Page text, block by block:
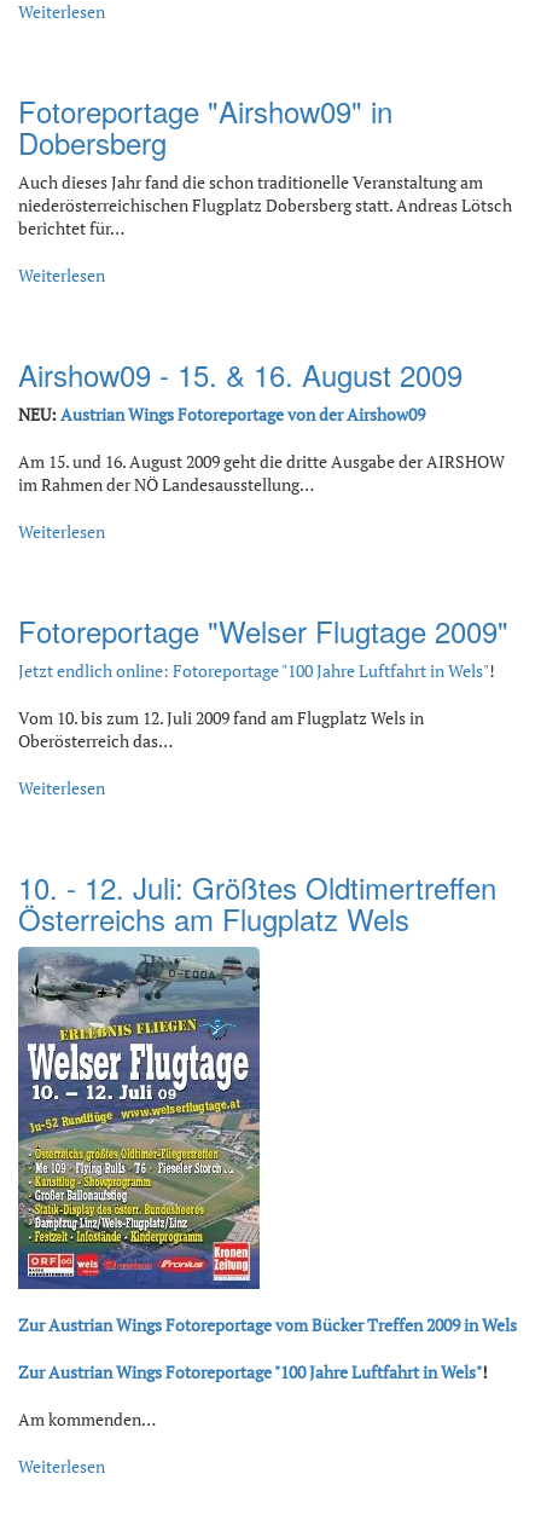
Weiterlesen
Fotoreportage "Airshow09" in
Dobersberg
Auch dieses Jahr fand die schon traditionelle Veranstaltung am
niederösterreichischen Flugplatz Dobersberg statt. Andreas Lötsch
berichtet für…
Weiterlesen
Airshow09 - 15. & 16. August 2009
NEU: Austrian Wings Fotoreportage von der Airshow09
Am 15. und 16. August 2009 geht die dritte Ausgabe der AIRSHOW
im Rahmen der NÖ Landesausstellung…
Weiterlesen
Fotoreportage "Welser Flugtage 2009"
Jetzt endlich online: Fotoreportage "100 Jahre Luftfahrt in Wels"!
Vom 10. bis zum 12. Juli 2009 fand am Flugplatz Wels in
Oberösterreich das…
Weiterlesen
10. - 12. Juli: Größtes Oldtimertreffen
Österreichs am Flugplatz Wels
Zur Austrian Wings Fotoreportage vom Bücker Treffen 2009 in Wels
Zur Austrian Wings Fotoreportage "100 Jahre Luftfahrt in Wels"!
Am kommenden…
Weiterlesen